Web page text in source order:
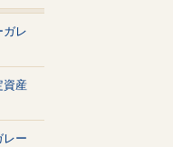
ガレ
資産
レー